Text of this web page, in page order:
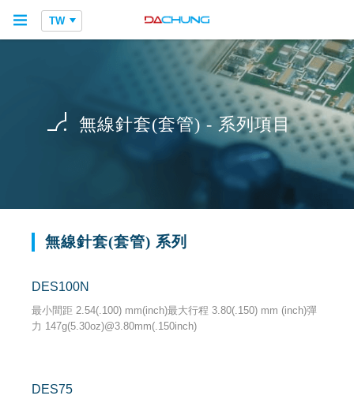
TW
無線針套(套管) - 系列項目
無線針套(套管) 系列
DES100N
最小間距 2.54(.100) mm(inch)最大行程 3.80(.150) mm (inch)彈
力 147g(5.30oz)@3.80mm(.150inch)
DES75